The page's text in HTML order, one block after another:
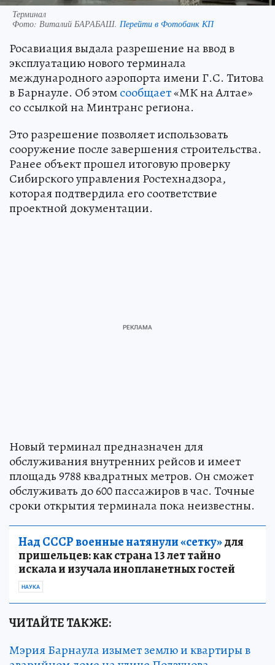
Терминал
Фото: Виталий БАРАБАШ. Перейти в Фотобанк КП
Росавиация выдала разрешение на ввод в
эксплуатацию нового терминала
международного аэропорта имени Г.С. Титова
в Барнауле. Об этомсообщает«МК на Алтае»
со ссылкой на Минтранс региона.
Это разрешение позволяет использовать
сооружение после завершения строительства.
Ранее объект прошел итоговую проверку
Сибирского управления Ростехнадзора,
которая подтвердила его соответствие
проектной документации.
Новый терминал предназначен для
обслуживания внутренних рейсов и имеет
площадь 9788 квадратных метров. Он сможет
обслуживать до 600 пассажиров в час. Точные
сроки открытия терминала пока неизвестны.
Над СССР военные натянули «сетку»для
пришельцев: как страна 13 лет тайно
искала и изучала инопланетных гостей
НАУКА
ЧИТАЙТЕ ТАКЖЕ:
Мэрия Барнаула изымет землю и квартиры в